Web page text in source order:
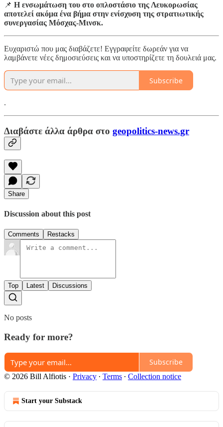
📌 Η ενσωμάτωση του στο οπλοστάσιο της Λευκορωσίας
αποτελεί ακόμα ένα βήμα στην ενίσχυση της στρατιωτικής
συνεργασίας Μόσχας-Μινσκ.
Ευχαριστώ που μας διαβάζετε! Εγγραφείτε δωρεάν για να
λαμβάνετε νέες δημοσιεύσεις και να υποστηρίζετε τη δουλειά μας.
Subscribe
.
Διαβάστε άλλα άρθρα στο geopolitics-news.gr
Share
Discussion about this post
Comments Restacks
Top Latest Discussions
No posts
Ready for more?
Subscribe
© 2026 Bill Alfiotis · Privacy ∙ Terms ∙ Collection notice
Start your Substack